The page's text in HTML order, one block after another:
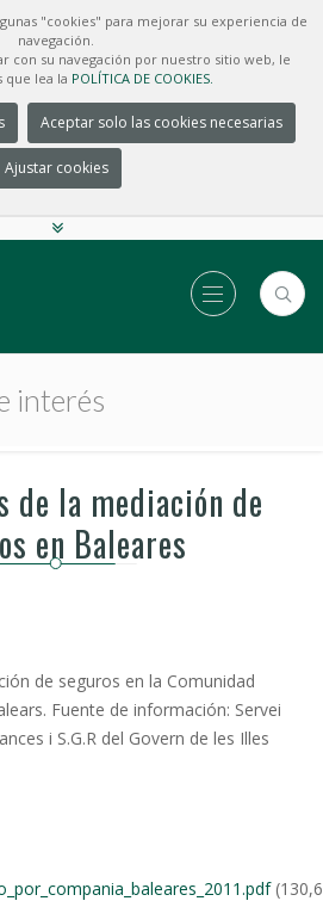
"cookies" para mejorar su experiencia de
navegación.
con su navegación por nuestro sitio web, le
que lea la POLÍTICA DE COOKIES.
Aceptar solo las cookies necesarias
Ajustar cookies
interés
de la mediación de
en Baleares
de seguros en la Comunidad
Fuente de información: Servei
i S.G.R del Govern de les Illes